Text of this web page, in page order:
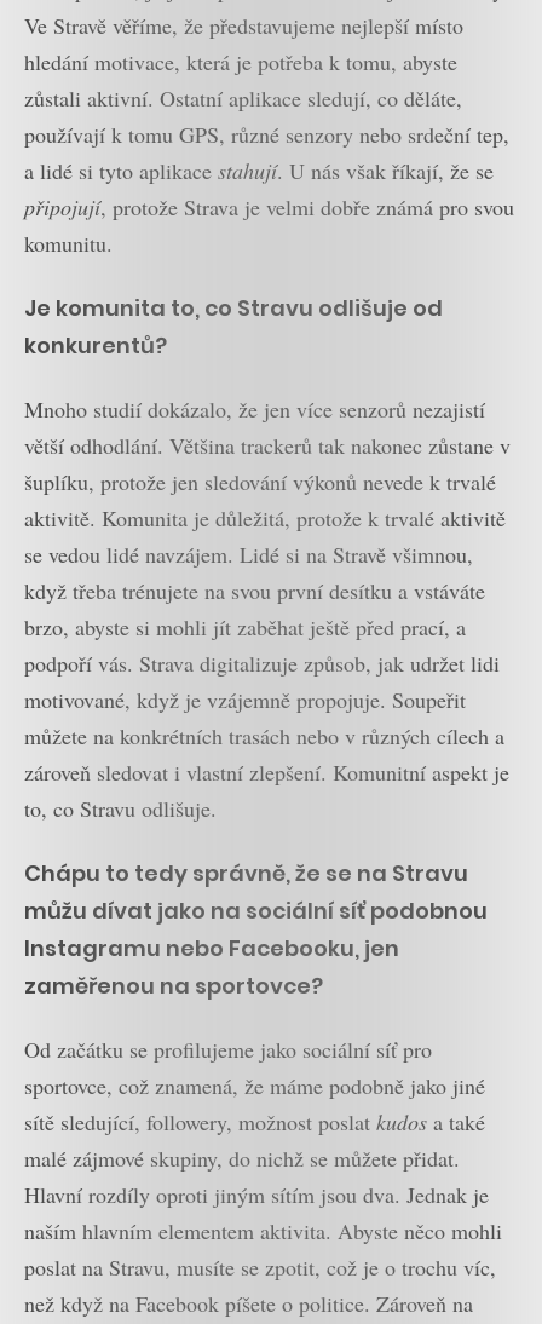
Ve Stravě věříme, že představujeme nejlepší místo
hledání motivace, která je potřeba k tomu, abyste
zůstali aktivní. Ostatní aplikace sledují, co děláte,
používají k tomu GPS, různé senzory nebo srdeční tep,
a lidé si tyto aplikace stahují. U nás však říkají, že se
připojují, protože Strava je velmi dobře známá pro svou
komunitu.
Je komunita to, co Stravu odlišuje od
konkurentů?
Mnoho studií dokázalo, že jen více senzorů nezajistí
větší odhodlání. Většina trackerů tak nakonec zůstane v
šuplíku, protože jen sledování výkonů nevede k trvalé
aktivitě. Komunita je důležitá, protože k trvalé aktivitě
se vedou lidé navzájem. Lidé si na Stravě všimnou,
když třeba trénujete na svou první desítku a vstáváte
brzo, abyste si mohli jít zaběhat ještě před prací, a
podpoří vás. Strava digitalizuje způsob, jak udržet lidi
motivované, když je vzájemně propojuje. Soupeřit
můžete na konkrétních trasách nebo v různých cílech a
zároveň sledovat i vlastní zlepšení. Komunitní aspekt je
to, co Stravu odlišuje.
Chápu to tedy správně, že se na Stravu
můžu dívat jako na sociální síť podobnou
Instagramu nebo Facebooku, jen
zaměřenou na sportovce?
Od začátku se profilujeme jako sociální síť pro
sportovce, což znamená, že máme podobně jako jiné
sítě sledující, followery, možnost poslat kudos a také
malé zájmové skupiny, do nichž se můžete přidat.
Hlavní rozdíly oproti jiným sítím jsou dva. Jednak je
naším hlavním elementem aktivita. Abyste něco mohli
poslat na Stravu, musíte se zpotit, což je o trochu víc,
než když na Facebook píšete o politice. Zároveň na